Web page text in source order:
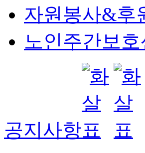
자원봉사&후
노인주간보호
공지사항